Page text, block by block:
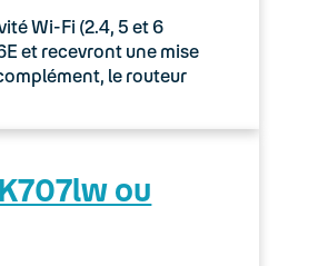
Wi-Fi (2.4, 5 et 6
et recevront une mise
le routeur
ou